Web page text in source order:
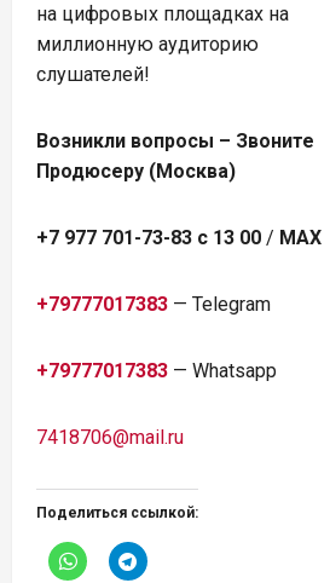
на цифровых площадках на
миллионную аудиторию
слушателей!
Возникли вопросы – Звоните
Продюсеру (Москва)
+7 977 701-73-83 с 13 00 / MAX
+79777017383 — Telegram
+79777017383 — Whatsapp
7418706@mail.ru
Поделиться ссылкой: